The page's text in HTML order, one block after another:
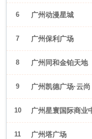
6 广州动漫星城
7 广州保利广场
8 广州同和金铂天地
9 广州凯德广场·云尚
10 广州星寰国际商业
11 广州塔广场